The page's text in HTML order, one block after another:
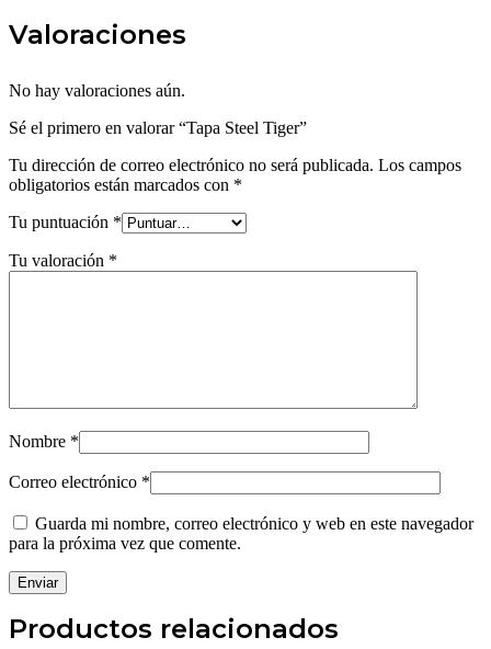
Valoraciones
No hay valoraciones aún.
Sé el primero en valorar “Tapa Steel Tiger”
Tu dirección de correo electrónico no será publicada. Los campos
obligatorios están marcados con *
Tu puntuación *
Tu valoración *
Nombre *
Correo electrónico *
Guarda mi nombre, correo electrónico y web en este navegador
para la próxima vez que comente.
Productos relacionados